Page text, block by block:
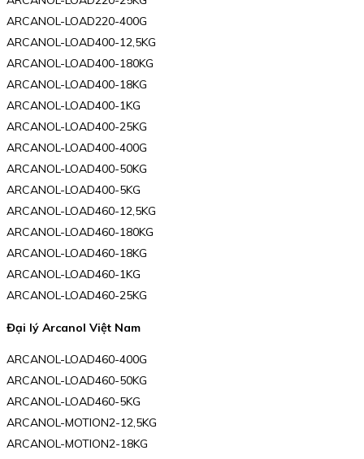
ARCANOL-LOAD220-400G
ARCANOL-LOAD400-12,5KG
ARCANOL-LOAD400-180KG
ARCANOL-LOAD400-18KG
ARCANOL-LOAD400-1KG
ARCANOL-LOAD400-25KG
ARCANOL-LOAD400-400G
ARCANOL-LOAD400-50KG
ARCANOL-LOAD400-5KG
ARCANOL-LOAD460-12,5KG
ARCANOL-LOAD460-180KG
ARCANOL-LOAD460-18KG
ARCANOL-LOAD460-1KG
ARCANOL-LOAD460-25KG
Đại lý Arcanol Việt Nam
ARCANOL-LOAD460-400G
ARCANOL-LOAD460-50KG
ARCANOL-LOAD460-5KG
ARCANOL-MOTION2-12,5KG
ARCANOL-MOTION2-18KG